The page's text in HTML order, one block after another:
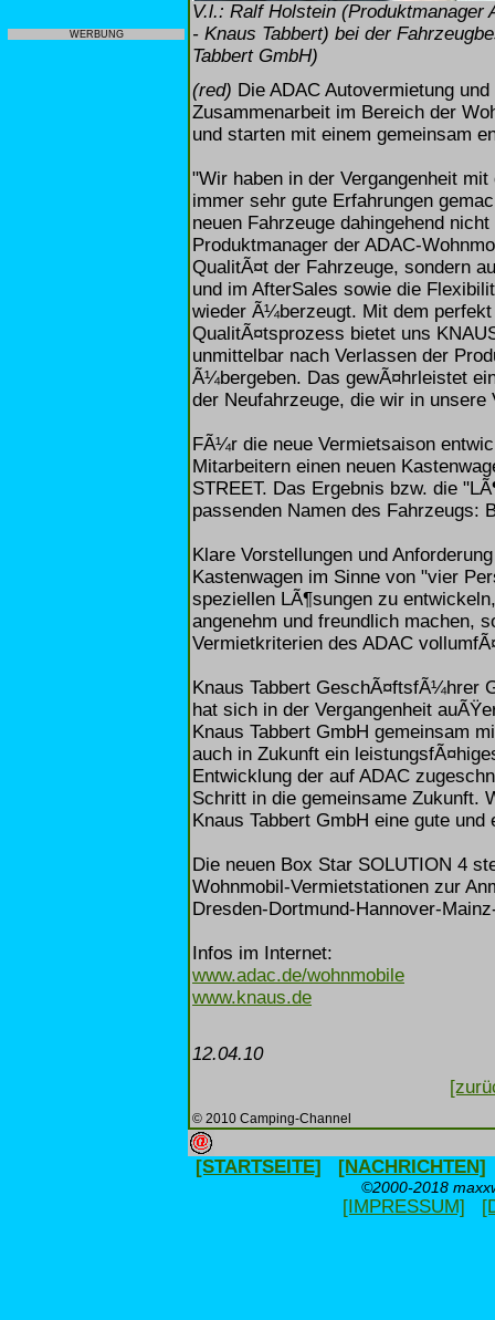
WERBUNG
V.l.: Ralf Holstein (Produktmanager
- Knaus Tabbert) bei der
Tabbert GmbH)
(red) Die ADAC Autovermietung
Zusammenarbeit im Bereich der
und starten mit einem gemeinsam
"Wir haben in der Vergangenheit
immer sehr gute Erfahrungen
neuen Fahrzeuge dahingehend
Produktmanager der ADAC-
QualitÃ¤t der Fahrzeuge, sondern
und im AfterSales sowie die
wieder Ã¼berzeugt. Mit dem
QualitÃ¤tsprozess bietet uns
unmittelbar nach Verlassen der
Ã¼bergeben. Das gewÃ¤hrleistet
der Neufahrzeuge, die wir in unsere
FÃ¼r die neue Vermietsaison
Mitarbeitern einen neuen
STREET. Das Ergebnis bzw. die
passenden Namen des Fahrzeugs:
Klare Vorstellungen und
Kastenwagen im Sinne von "vier
speziellen LÃ¶sungen zu
angenehm und freundlich machen,
Vermietkriterien des ADAC
Knaus Tabbert GeschÃ¤ftsfÃ¼hrer
hat sich in der Vergangenheit
Knaus Tabbert GmbH gemeinsam
auch in Zukunft ein
Entwicklung der auf ADAC
Schritt in die gemeinsame Zukunft.
Knaus Tabbert GmbH eine gute
Die neuen Box Star SOLUTION 4
Wohnmobil-Vermietstationen zur
Dresden-Dortmund-Hannover-
Infos im Internet:
www.adac.de/wohnmobile
www.knaus.de
12.04.10
© 2010 Camping-Channel
[STARTSEITE] [NACHRICHTEN]
©2000-2018
[IMPRESSUM]